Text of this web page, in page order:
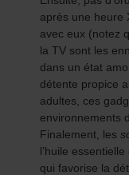
après une heure
avec eux (notez
la TV sont les
dans un état
détente propice
adultes, ces
environnements
Finalement, les
l’huile
qui favorise la